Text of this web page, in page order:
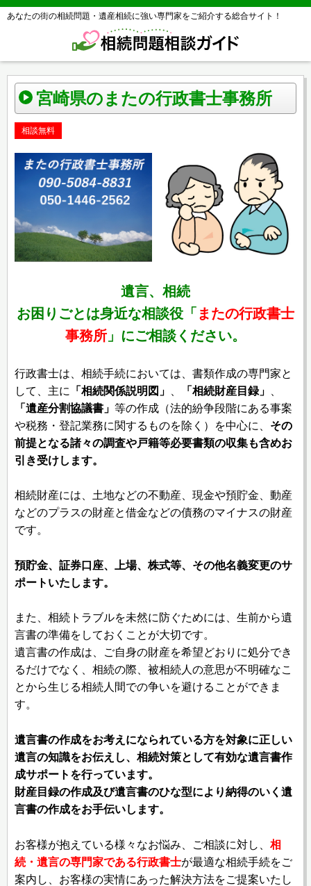
あなたの街の相続問題・遺産相続に強い専門家をご紹介する総合サイト！
宮崎県のまたの行政書士事務所
相談無料
遺言、相続
お困りごとは身近な相談役「 またの行政書士
事務所 」にご相談ください。
行政書士は、相続手続においては、書類作成の専門家と
して、主に
「相続関係説明図」 「相続財産目録」
「遺産分割協議書」 等の作成（法的紛争段階にある事案
や税務・登記業務に関するものを除く）を中心に、 その
前提となる諸々の調査や戸籍等必要書類の収集も含めお
引き受けします。
相続財産には、土地などの不動産、現金や預貯金、動産
などのプラスの財産と借金などの債務のマイナスの財産
です。
預貯金、証券口座、上場、株式等、その他名義変更のサ
ポートいたします。
また、相続トラブルを未然に防ぐためには、生前から遺
言書の準備をしておくことが大切です。
遺言書の作成は、ご自身の財産を希望どおりに処分でき
るだけでなく、相続の際、被相続人の意思が不明確なこ
とから生じる相続人間での争いを避けることができま
す。
遺言書の作成をお考えになられている方を対象に正しい
遺言の知識をお伝えし、相続対策として有効な遺言書作
成サポートを行っています。
財産目録の作成及び遺言書のひな型により納得のいく遺
言書の作成をお手伝いします。
お客様が抱えている様々なお悩み、ご相談に対し、 相
続・遺言の専門家である行政書士が最適な相続手続をご
案内し、お客様の実情にあった解決方法をご提案いたし